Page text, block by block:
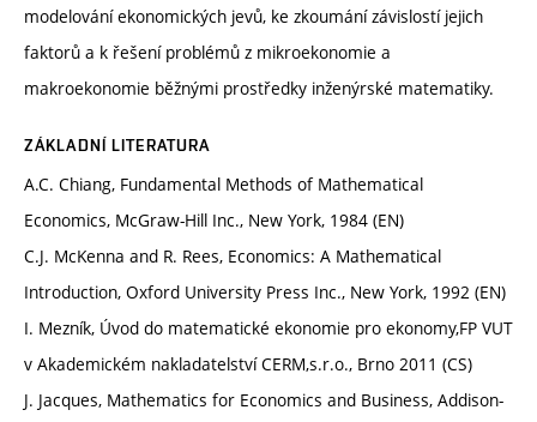
modelování ekonomických jevů, ke zkoumání závislostí jejich
faktorů a k řešení problémů z mikroekonomie a
makroekonomie běžnými prostředky inženýrské matematiky.
ZÁKLADNÍ LITERATURA
A.C. Chiang, Fundamental Methods of Mathematical
Economics, McGraw-Hill Inc., New York, 1984 (EN)
C.J. McKenna and R. Rees, Economics: A Mathematical
Introduction, Oxford University Press Inc., New York, 1992 (EN)
I. Mezník, Úvod do matematické ekonomie pro ekonomy,FP VUT
v Akademickém nakladatelství CERM,s.r.o., Brno 2011 (CS)
J. Jacques, Mathematics for Economics and Business, Addison-